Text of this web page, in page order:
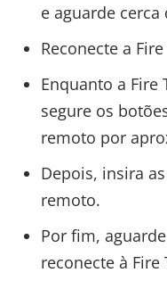
e aguarde cerca
Reconecte a
Enquanto a Fire
segure os
remoto por
Depois, insira
remoto.
Por fim,
reconecte à Fire